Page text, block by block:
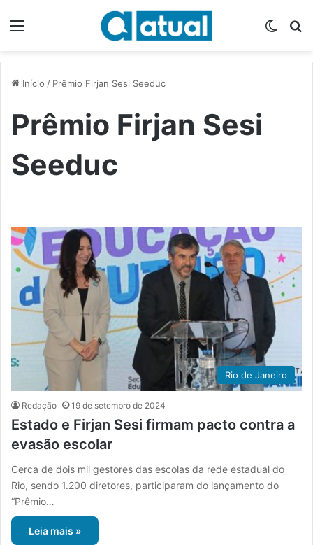
Início / Prêmio Firjan Sesi Seeduc
Prêmio Firjan Sesi
Seeduc
Rio de Janeiro
Redação 19 de setembro de 2024
Estado e Firjan Sesi firmam pacto contra a
evasão escolar
Cerca de dois mil gestores das escolas da rede estadual do
Rio, sendo 1.200 diretores, participaram do lançamento do
“Prêmio…
Leia mais »